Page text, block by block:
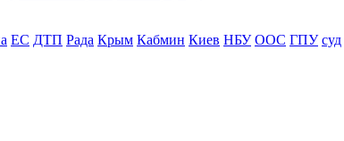
ЕС ДТП Рада Крым Кабмин Киев НБУ ООС ГПУ суд